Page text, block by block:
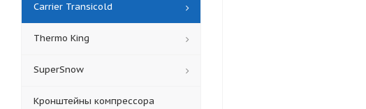
Carrier Transicold
Thermo King
SuperSnow
Кронштейны компрессора